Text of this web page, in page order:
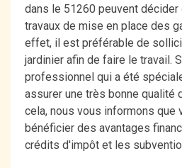
dans le 51260 peuvent
travaux de mise en place des
effet, il est préférable de
jardinier afin de faire le travail.
professionnel qui a été
assurer une très bonne qualité
cela, nous vous informons que
bénéficier des avantages
crédits d'impôt et les